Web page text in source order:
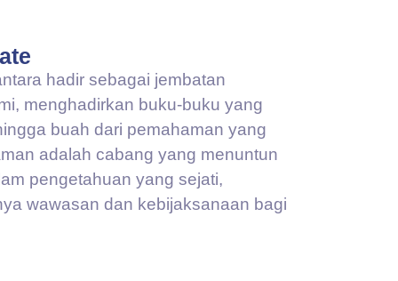
hadir sebagai jembatan
menghadirkan buku-buku yang
buah dari pemahaman yang
adalah cabang yang menuntun
pengetahuan yang sejati,
wawasan dan kebijaksanaan bagi